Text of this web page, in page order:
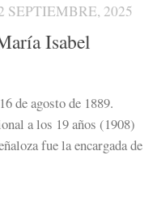
SEPTIEMBRE, 2025
Isabel
de agosto de 1889.
a los 19 años (1908)
fue la encargada de